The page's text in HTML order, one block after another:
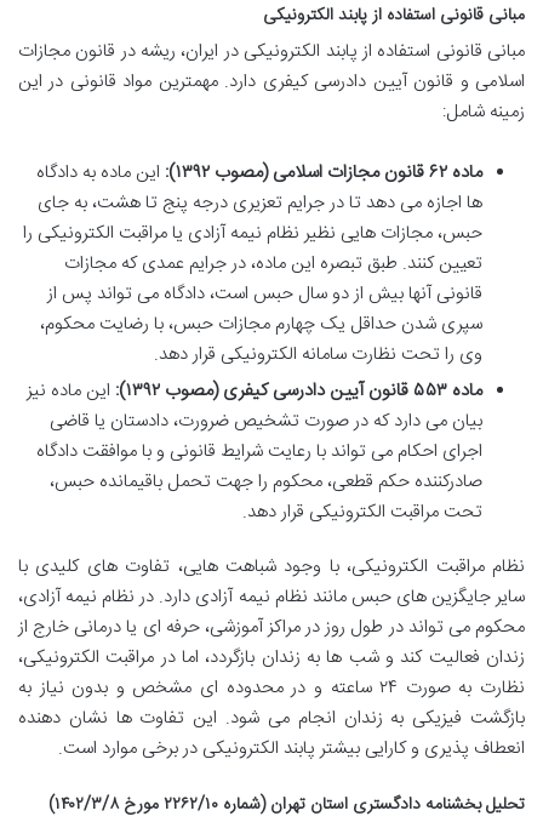
مبانی قانونی استفاده از پابند الکترونیکی
مبانی قانونی استفاده از پابند الکترونیکی در ایران، ریشه در قانون مجازات
اسلامی و قانون آیین دادرسی کیفری دارد. مهمترین مواد قانونی در این
زمینه شامل:
ماده ۶۲ قانون مجازات اسلامی (مصوب ۱۳۹۲):
این ماده به دادگاه
ها اجازه می دهد تا در جرایم تعزیری درجه پنج تا هشت، به جای
حبس، مجازات هایی نظیر نظام نیمه آزادی یا مراقبت الکترونیکی را
تعیین کنند. طبق تبصره این ماده، در جرایم عمدی که مجازات
قانونی آنها بیش از دو سال حبس است، دادگاه می تواند پس از
سپری شدن حداقل یک چهارم مجازات حبس، با رضایت محکوم،
وی را تحت نظارت سامانه الکترونیکی قرار دهد.
ماده ۵۵۳ قانون آیین دادرسی کیفری (مصوب ۱۳۹۲):
این ماده نیز
بیان می دارد که در صورت تشخیص ضرورت، دادستان یا قاضی
اجرای احکام می تواند با رعایت شرایط قانونی و با موافقت دادگاه
صادرکننده حکم قطعی، محکوم را جهت تحمل باقیمانده حبس،
تحت مراقبت الکترونیکی قرار دهد.
نظام مراقبت الکترونیکی، با وجود شباهت هایی، تفاوت های کلیدی با
سایر جایگزین های حبس مانند نظام نیمه آزادی دارد. در نظام نیمه آزادی،
محکوم می تواند در طول روز در مراکز آموزشی، حرفه ای یا درمانی خارج از
زندان فعالیت کند و شب ها به زندان بازگردد، اما در مراقبت الکترونیکی،
نظارت به صورت ۲۴ ساعته و در محدوده ای مشخص و بدون نیاز به
بازگشت فیزیکی به زندان انجام می شود. این تفاوت ها نشان دهنده
انعطاف پذیری و کارایی بیشتر پابند الکترونیکی در برخی موارد است.
تحلیل بخشنامه دادگستری استان تهران (شماره ۲۲۶۲/۱۰ مورخ ۱۴۰۲/۳/۸)